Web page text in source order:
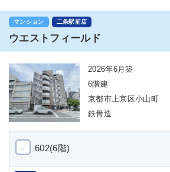
マンション 二条駅前店
ウエストフィールド
2026年6月築
6階建
京都市上京区小山町
鉄骨造
602(6階)